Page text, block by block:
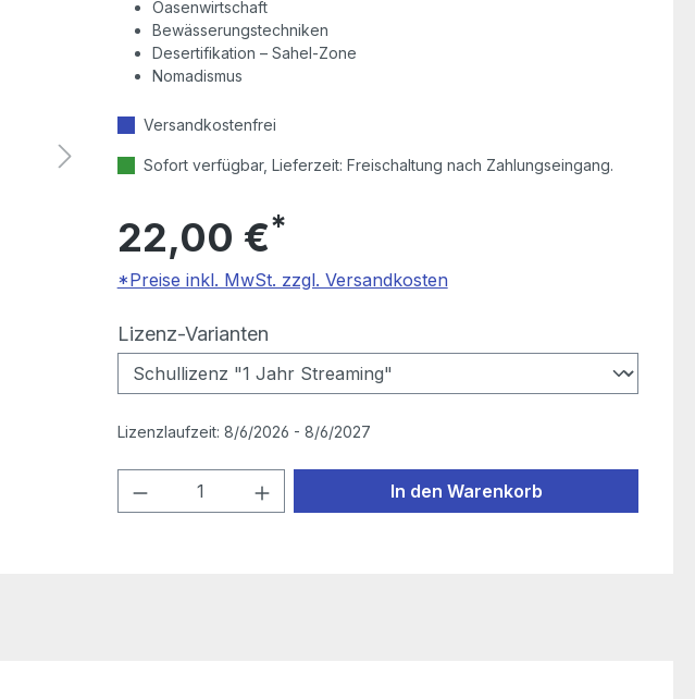
Oasenwirtschaft
Bewässerungstechniken
Desertifikation – Sahel-Zone
Nomadismus
Versandkostenfrei
Sofort verfügbar, Lieferzeit: Freischaltung nach Zahlungseingang.
22,00 €*
*Preise inkl. MwSt. zzgl. Versandkosten
Lizenz-Variantenauswählen
Lizenzlaufzeit: 8/6/2026 - 8/6/2027
Produkt Anzahl: Gib den gewünschten Wert
In den Warenkorb